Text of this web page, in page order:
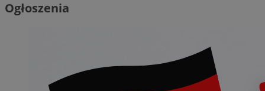
Ogłoszenia